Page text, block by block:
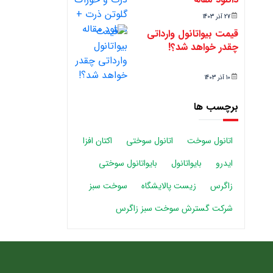
27 آذر 1403
قیمت بیواتانول وارداتی
چقدر خواهد شد؟!
10 آذر 1403
برچسب ها
اتانول سوخت اتانول سوختی
اکتان افزا
ایدرو
بایواتانول
بایواتانول سوختی
زاگرس
زیست پالایشگاه
سوخت سبز
شرکت گسترش سوخت سبز زاگرس